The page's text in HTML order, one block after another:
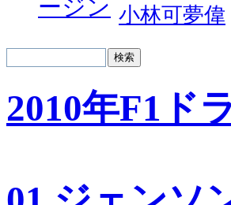
ージン 小林可夢偉
2010年F1ド